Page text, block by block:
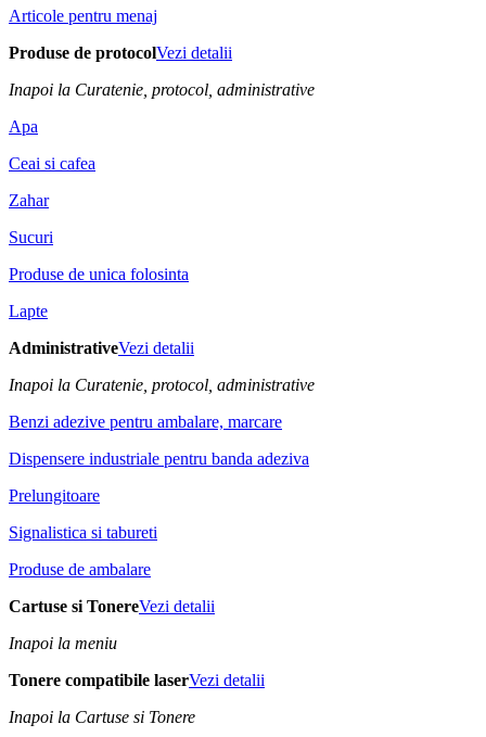
Articole pentru menaj
Produse de protocolVezi detalii
Inapoi la Curatenie, protocol, administrative
Apa
Ceai si cafea
Zahar
Sucuri
Produse de unica folosinta
Lapte
AdministrativeVezi detalii
Inapoi la Curatenie, protocol, administrative
Benzi adezive pentru ambalare, marcare
Dispensere industriale pentru banda adeziva
Prelungitoare
Signalistica si tabureti
Produse de ambalare
Cartuse si TonereVezi detalii
Inapoi la meniu
Tonere compatibile laserVezi detalii
Inapoi la Cartuse si Tonere